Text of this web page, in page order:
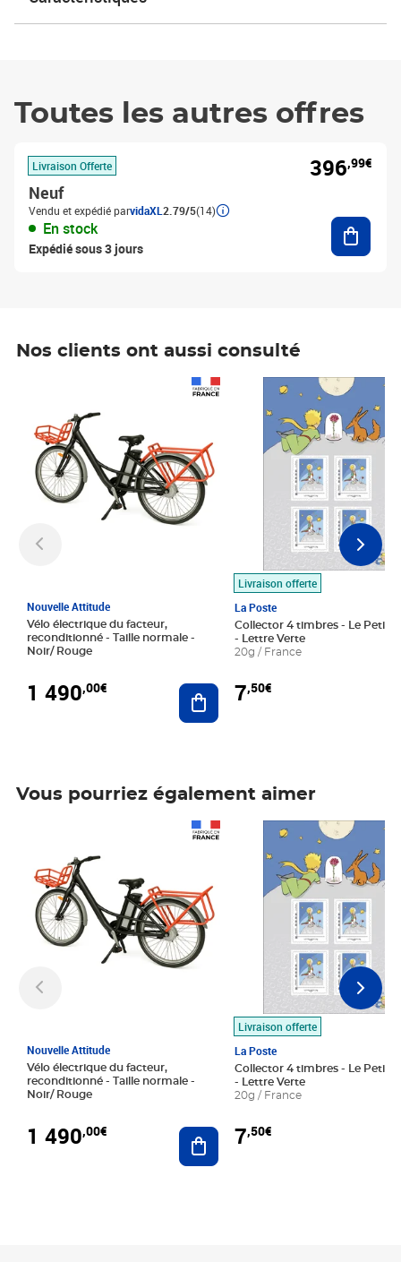
Toutes les autres offres
Livraison Offerte
Neuf
Vendu et expédié parvidaXL 2.79/5(14)
En stock
Expédié sous 3 jours
396,99€
Nos clients ont aussi consulté
Nouvelle Attitude
Vélo électrique du facteur,
reconditionné - Taille normale -
Noir/ Rouge
1 490,00€ Ajouter au panier
Livraison offerte
La Poste
Collector 4 timbres - Le Petit
- Lettre Verte
20g / France
7,50€
Prix 7,50€
Vous pourriez également aimer
Nouvelle Attitude
Vélo électrique du facteur,
reconditionné - Taille normale -
Noir/ Rouge
1 490,00€ Ajouter au panier
Livraison offerte
La Poste
Collector 4 timbres - Le Petit
- Lettre Verte
20g / France
7,50€
Prix 7,50€